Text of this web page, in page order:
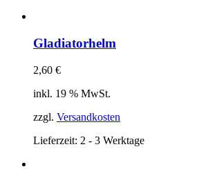
Gladiatorhelm
2,60 €
inkl. 19 % MwSt.
zzgl. Versandkosten
Lieferzeit: 2 - 3 Werktage